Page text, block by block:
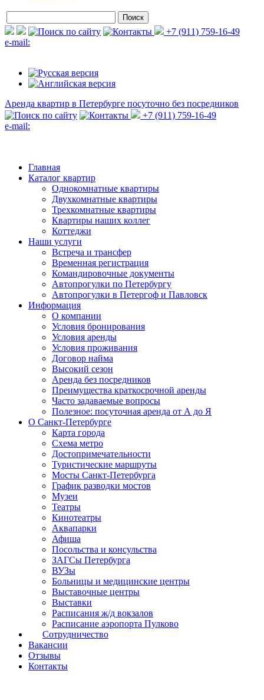
+7 (911) 759-16-49
e-mail:
Аренда квартир в Петербурге посуточно без посредников
+7 (911) 759-16-49
e-mail:
Главная
Каталог квартир
Однокомнатные квартиры
Двухкомнатные квартиры
Трехкомнатные квартиры
Квартиры наших коллег
Коттеджи
Наши услуги
Встреча и трансфер
Временная регистрация
Командировочные документы
Автопрогулки по Петербургу
Автопрогулки в Петергоф и Павловск
Информация
О компании
Условия бронирования
Условия аренды
Условия проживания
Договор найма
Высокий сезон
Аренда без посредников
Преимущества краткосрочной аренды
Часто задаваемые вопросы
Полезное: посуточная аренда от А до Я
О Санкт-Петербурге
Карта города
Схема метро
Достопримечательности
Туристические маршруты
Мосты Санкт-Петербурга
График разводки мостов
Музеи
Театры
Кинотеатры
Аквапарки
Афиша
Посольства и консульства
ЗАГСы Петербурга
ВУЗы
Больницы и медицинские центры
Выставочные центры
Выставки
Расписания ж/д вокзалов
Расписание аэропорта Пулково
Сотрудничество
Вакансии
Отзывы
Контакты